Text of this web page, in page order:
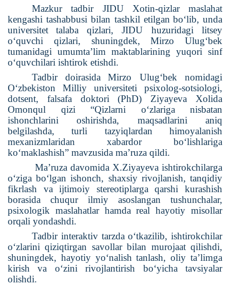
Mazkur tadbir JIDU Xotin-qizlar maslahat
kengashi tashabbusi bilan tashkil etilgan bo‘lib,unda
universitet
talaba qizlari, JIDU huzuridagi litsey
o‘quvchi qizlari, shuningdek, Mirzo Ulug‘bek
tumanidagi umumta’lim maktablarining yuqori sinf
o‘quvchilari ishtirok etishdi.
Tadbir
doirasida
Mirzo Ulug‘bek nomidagi
O‘zbekiston Milliy universiteti psixolog-sotsiologi,
dotsent, falsafa doktori (PhD) Ziyayeva Xolida
Omonqul qizi “Qizlarni o‘zlariga nisbatan
ishonchlarini oshirishda, maqsadlarini aniq
belgilashda, turli tazyiqlardan himoyalanish
mexanizmlaridan xabardor bo‘lishlariga
ko‘maklashish” mavzusida ma’ruza qildi.
Ma’ruza davomida X.Ziyayeva ishtirokchilarga
o‘ziga bo‘lgan ishonch, shaxsiy rivojlanish, tanqidiy
fikrlash va ijtimoiy stereotiplarga qarshi kurashish
borasida chuqur ilmiy asoslangan tushunchalar,
psixologik maslahatlar hamda real hayotiy misollar
orqali yondashdi.
Tadbir interaktiv tarzda o‘tkazilib, ishtirokchilar
o‘zlarini qiziqtirgan savollar bilan murojaat qilishdi,
shuningdek, hayotiy yo‘nalish tanlash, oliy ta’limga
kirish va o‘zini rivojlantirish bo‘yicha tavsiyalar
olishdi.